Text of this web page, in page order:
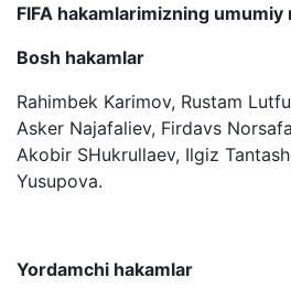
FIFA hakamlarimizning umumiy
Bosh hakamlar
Rahimbek Karimov, Rustam
Asker Najafaliev, Firdavs
Akobir SHukrullaev, Ilgiz
Yusupova.
Yordamchi hakamlar